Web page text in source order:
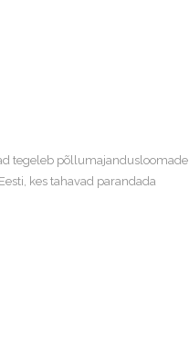
tegeleb põllumajandusloomade
kes tahavad parandada